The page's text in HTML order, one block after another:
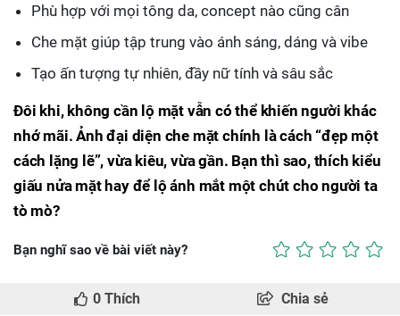
Phù hợp với mọi tông da, concept nào cũng cân
Che mặt giúp tập trung vào ánh sáng, dáng và vibe
Tạo ấn tượng tự nhiên, đầy nữ tính và sâu sắc
Đôi khi, không cần lộ mặt vẫn có thể khiến người khác
nhớ mãi. Ảnh đại diện che mặt chính là cách “đẹp một
cách lặng lẽ”, vừa kiêu, vừa gần. Bạn thì sao, thích kiểu
giấu nửa mặt hay để lộ ánh mắt một chút cho người ta
tò mò?
Bạn nghĩ sao về bài viết này?
0 Thích Chia sẻ